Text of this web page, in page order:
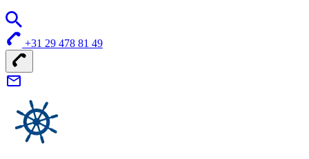
+31 29 478 81 49